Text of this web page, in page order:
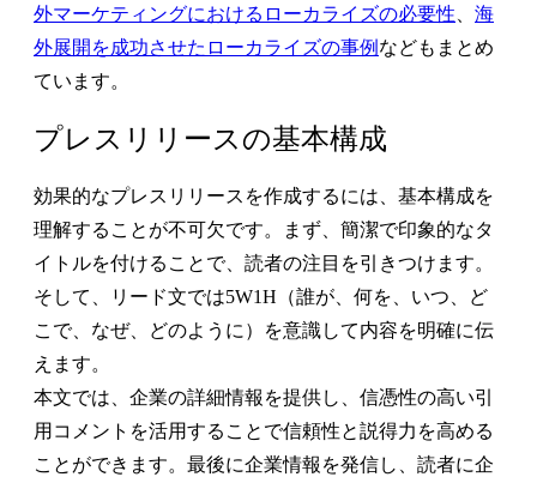
外マーケティングにおけるローカライズの必要性
海
外展開を成功させたローカライズの事例 などもまとめ
ています。
プレスリリースの基本構成
効果的なプレスリリースを作成するには、基本構成を
理解することが不可欠です。まず、簡潔で印象的なタ
イトルを付けることで、読者の注目を引きつけます。
そして、リード文では5W1H（誰が、何を、いつ、ど
こで、なぜ、どのように）を意識して内容を明確に伝
えます。
本文では、企業の詳細情報を提供し、信憑性の高い引
用コメントを活用することで信頼性と説得力を高める
ことができます。最後に企業情報を発信し、読者に企